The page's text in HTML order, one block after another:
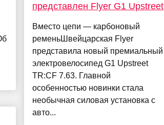
представлен Flyer G1 Upstreet
Вместо цепи — карбоновый
ременьШвейцарская Flyer
представила новый премиальный
электровелосипед G1 Upstreet
TR:CF 7.63. Главной
особенностью новинки стала
необычная силовая установка с
авто...